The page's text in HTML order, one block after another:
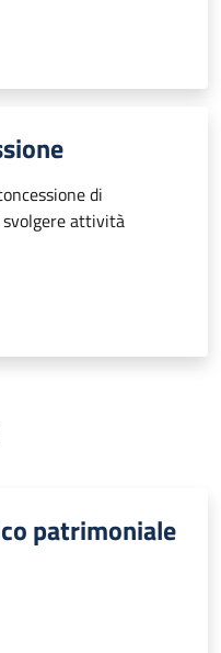
di
svolgere attività
patrimoniale